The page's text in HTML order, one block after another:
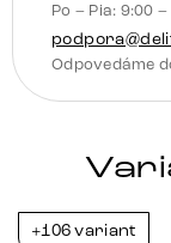
otočný
360°
hojdacia
funkcia
pružina
Po – Pia: 9:00
Odpovedáme
+106 variant